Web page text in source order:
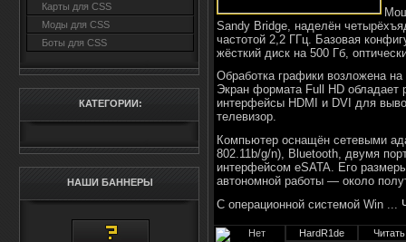
Карты для CSS
Моды для CSS
Боты для CSS
КАТЕГОРИИ:
НАШИ БАННЕРЫ
Sandy Bridge, наделён
частотой 2,2 ГГц. Базовая
жёсткий диск на 500 Гб,
Обработка графики возложена
Экран формата Full HD обладает
интерфейсы HDMI и DVI для
телевизор.
Компьютер оснащён сетевыми
802.11b/g/n), Bluetooth, двумя
интерфейсом eSATA. Его
автономной работы — около
С операционной системой Win
HardR1de